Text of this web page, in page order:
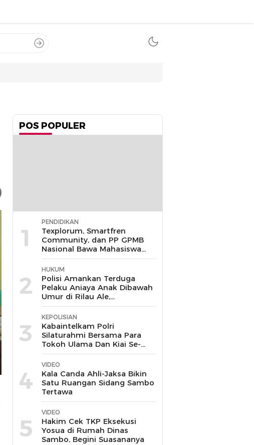
POS POPULER
1
PENDIDIKAN
Texplorum, Smartfren
Community, dan PP GPMB
Nasional Bawa Mahasiswa
UIN Jakarta Jelajahi Peluang
Karir di Era IoT
2
HUKUM
Polisi Amankan Terduga
Pelaku Aniaya Anak Dibawah
Umur di Rilau Ale,
Bulukumba
3
KEPOLISIAN
Kabaintelkam Polri
Silaturahmi Bersama Para
Tokoh Ulama Dan Kiai Se-
Kabupaten Cirebon
4
VIDEO
Kala Canda Ahli-Jaksa Bikin
Satu Ruangan Sidang Sambo
Tertawa
5
VIDEO
Hakim Cek TKP Eksekusi
Yosua di Rumah Dinas
Sambo, Begini Suasananya